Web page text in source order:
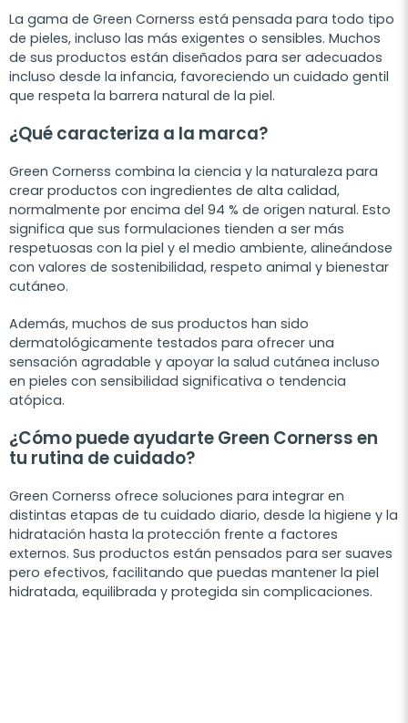
La gama de Green Cornerss está pensada para todo tipo
de pieles, incluso las más exigentes o sensibles. Muchos
de sus productos están diseñados para ser adecuados
incluso desde la infancia, favoreciendo un cuidado gentil
que respeta la barrera natural de la piel.
¿Qué caracteriza a la marca?
Green Cornerss combina la ciencia y la naturaleza para
crear productos con ingredientes de alta calidad,
normalmente por encima del 94 % de origen natural. Esto
significa que sus formulaciones tienden a ser más
respetuosas con la piel y el medio ambiente, alineándose
con valores de sostenibilidad, respeto animal y bienestar
cutáneo.
Además, muchos de sus productos han sido
dermatológicamente testados para ofrecer una
sensación agradable y apoyar la salud cutánea incluso
en pieles con sensibilidad significativa o tendencia
atópica.
¿Cómo puede ayudarte Green Cornerss en
tu rutina de cuidado?
Green Cornerss ofrece soluciones para integrar en
distintas etapas de tu cuidado diario, desde la higiene y la
hidratación hasta la protección frente a factores
externos. Sus productos están pensados para ser suaves
pero efectivos, facilitando que puedas mantener la piel
hidratada, equilibrada y protegida sin complicaciones.